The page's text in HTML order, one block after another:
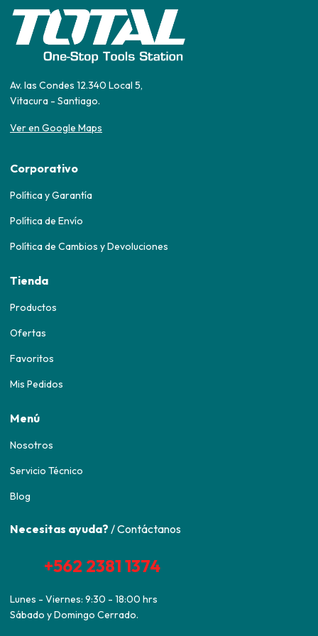
Av. las Condes 12.340 Local 5,
Vitacura - Santiago.
Ver en Google Maps
Corporativo
Política y Garantía
Política de Envío
Política de Cambios y Devoluciones
Tienda
Productos
Ofertas
Favoritos
Mis Pedidos
Menú
Nosotros
Servicio Técnico
Blog
Necesitas ayuda? / Contáctanos
+562 2381 1374
Lunes - Viernes: 9:30 - 18:00 hrs
Sábado y Domingo Cerrado.